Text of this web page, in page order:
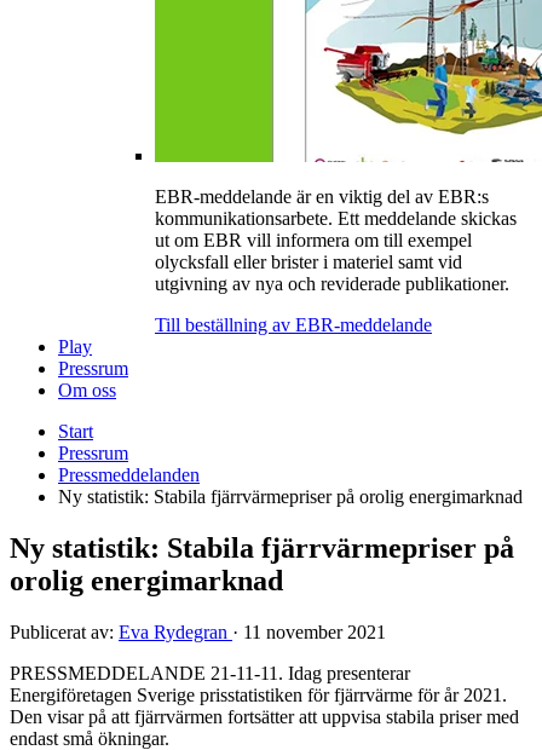
EBR-meddelande är en viktig del av EBR:s
kommunikationsarbete. Ett meddelande skickas
ut om EBR vill informera om till exempel
olycksfall eller brister i materiel samt vid
utgivning av nya och reviderade publikationer.
Till beställning av EBR-meddelande
Play
Pressrum
Om oss
Start
Pressrum
Pressmeddelanden
Ny statistik: Stabila fjärrvärmepriser på orolig energimarknad
Ny statistik: Stabila fjärrvärmepriser på
orolig energimarknad
Publicerat av: Eva Rydegran · 11 november 2021
PRESSMEDDELANDE 21-11-11. Idag presenterar
Energiföretagen Sverige prisstatistiken för fjärrvärme för år 2021.
Den visar på att fjärrvärmen fortsätter att uppvisa stabila priser med
endast små ökningar.